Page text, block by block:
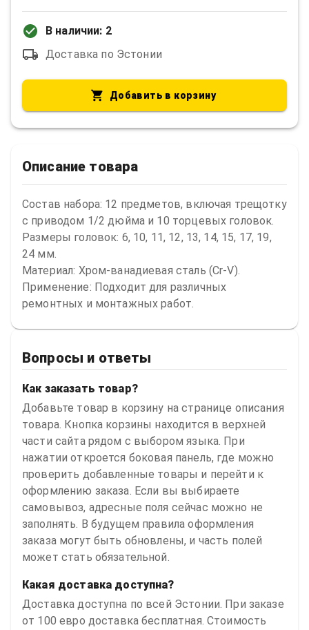
В наличии: 2
Доставка по Эстонии
Добавить в корзину
Описание товара
Состав набора: 12 предметов, включая трещотку
с приводом 1/2 дюйма и 10 торцевых головок.
Размеры головок: 6, 10, 11, 12, 13, 14, 15, 17, 19,
24 мм.
Материал: Хром-ванадиевая сталь (Cr-V).
Применение: Подходит для различных
ремонтных и монтажных работ.
Вопросы и ответы
Как заказать товар?
Добавьте товар в корзину на странице описания
товара. Кнопка корзины находится в верхней
части сайта рядом с выбором языка. При
нажатии откроется боковая панель, где можно
проверить добавленные товары и перейти к
оформлению заказа. Если вы выбираете
самовывоз, адресные поля сейчас можно не
заполнять. В будущем правила оформления
заказа могут быть обновлены, и часть полей
может стать обязательной.
Какая доставка доступна?
Доставка доступна по всей Эстонии. При заказе
от 100 евро доставка бесплатная. Стоимость